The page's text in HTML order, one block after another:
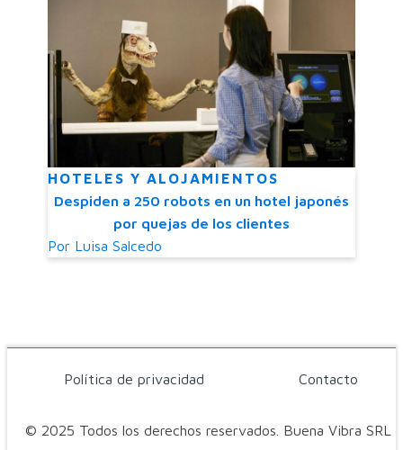
HOTELES Y ALOJAMIENTOS
Despiden a 250 robots en un hotel japonés
por quejas de los clientes
Por Luisa Salcedo
© 2025 Todos los derechos reservados. Buena Vibra SRL
Política de privacidad Contacto